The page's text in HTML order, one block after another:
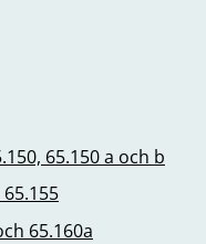
65.150 a och b
65.160a